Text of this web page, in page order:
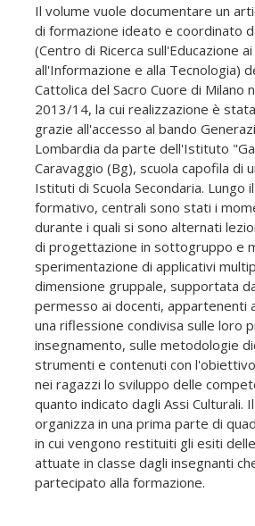
Il volume vuole documentare un
di formazione ideato e coordinato
(Centro di Ricerca sull'Educazione
all'Informazione e alla Tecnologia)
Cattolica del Sacro Cuore di Milano
2013/14, la cui realizzazione è
grazie all'accesso al bando
Lombardia da parte dell'Istituto
Caravaggio (Bg), scuola capofila di
Istituti di Scuola Secondaria. Lungo
formativo, centrali sono stati i
durante i quali si sono alternati
di progettazione in sottogruppo e
sperimentazione di applicativi
dimensione gruppale, supportata
permesso ai docenti, appartenenti
una riflessione condivisa sulle loro
insegnamento, sulle metodologie
strumenti e contenuti con
nei ragazzi lo sviluppo delle
quanto indicato dagli Assi Culturali.
organizza in una prima parte di
in cui vengono restituiti gli esiti
attuate in classe dagli insegnanti
partecipato alla formazione.